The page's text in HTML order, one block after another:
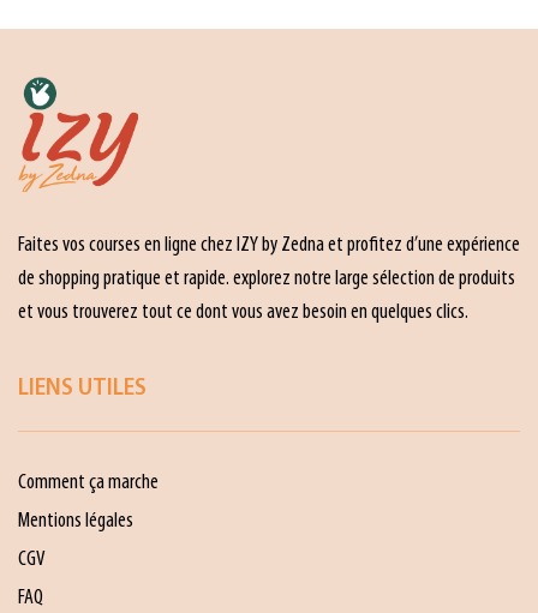
Faites vos courses en ligne chez IZY by Zedna et profitez d’une expérience
de shopping pratique et rapide. explorez notre large sélection de produits
et vous trouverez tout ce dont vous avez besoin en quelques clics.
LIENS UTILES
Comment ça marche
Mentions légales
CGV
FAQ